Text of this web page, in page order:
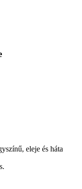
eleje és háta